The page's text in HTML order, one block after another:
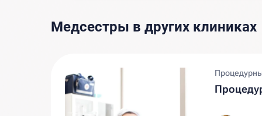
Медсестры в других клиниках